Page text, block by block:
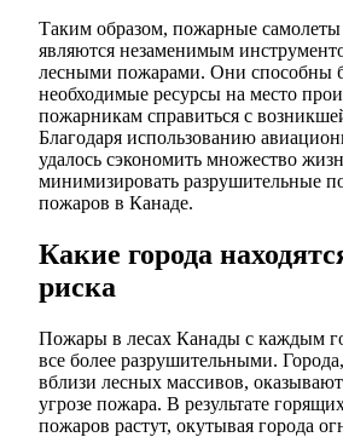
Таким образом, пожарные самолеты
являются незаменимым
лесными пожарами. Они способны
необходимые ресурсы на место
пожарникам справиться с
Благодаря использованию
удалось сэкономить множество
минимизировать разрушительные
пожаров в Канаде.
Какие города
риска
Пожары в лесах Канады с каждым
все более разрушительными.
вблизи лесных массивов,
угрозе пожара. В результате
пожаров растут, окутывая города